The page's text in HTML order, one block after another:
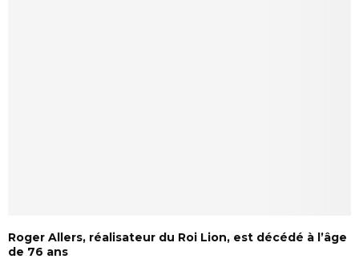
Roger Allers, réalisateur du Roi Lion, est décédé à l’âge
de 76 ans